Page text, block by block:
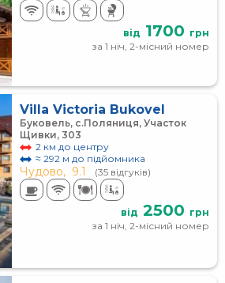
від 1700 грн
за 1 ніч, 2-місний номер
Villa Victoria Bukovel
Буковель, с.Поляниця, Участок
Щивки, 303
2 км до центру
≈ 292 м до підйомника
Чудово, 9.1 (35 відгуків)
від 2500 грн
за 1 ніч, 2-місний номер